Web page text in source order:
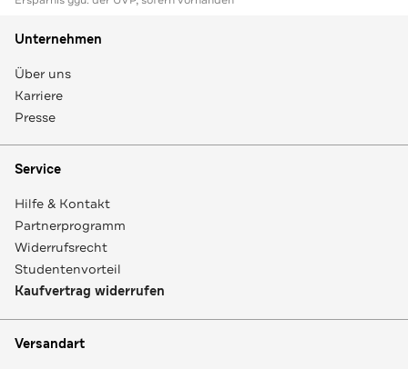
Unternehmen
Über uns
Karriere
Presse
Service
Hilfe & Kontakt
Partnerprogramm
Widerrufsrecht
Studentenvorteil
Kaufvertrag widerrufen
Versandart